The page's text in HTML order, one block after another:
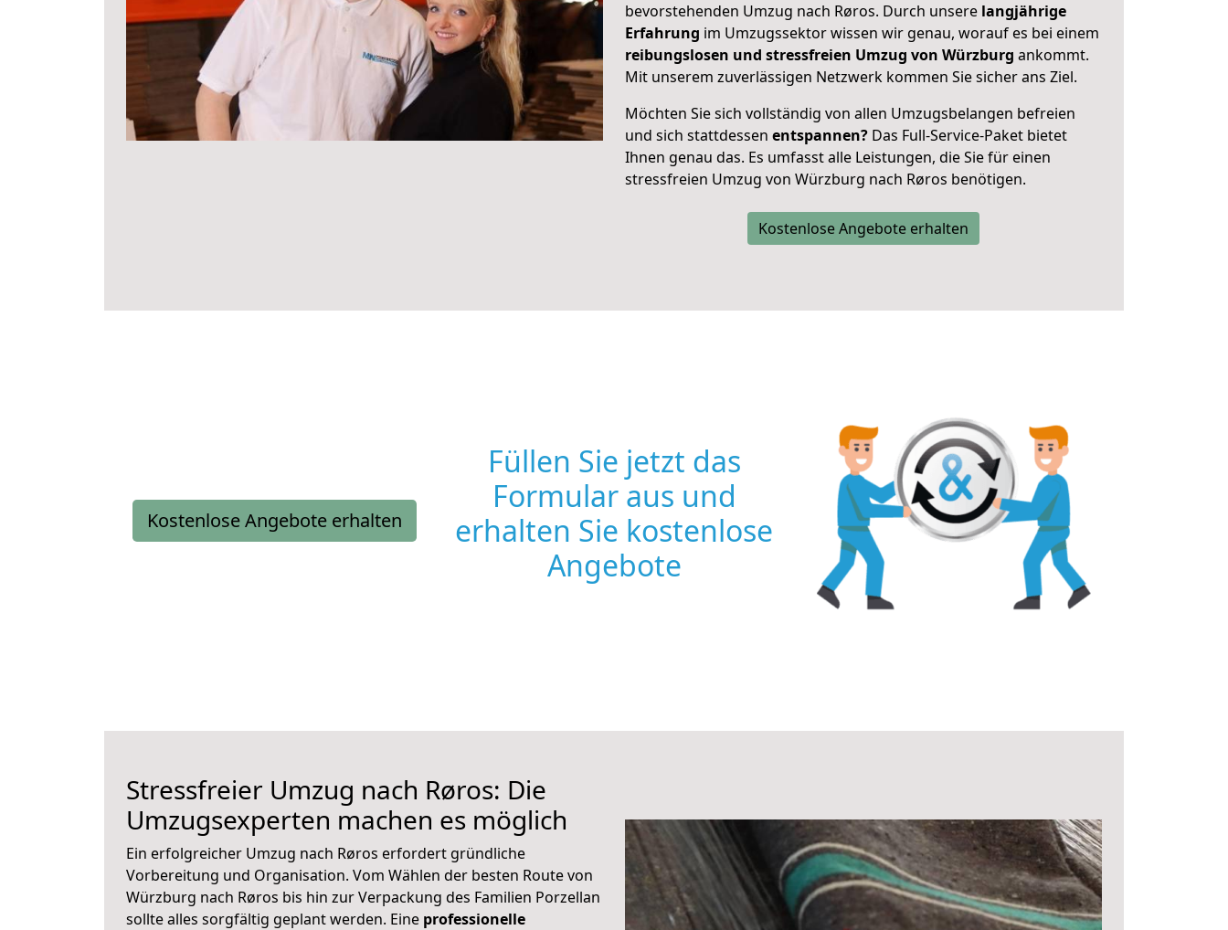
bevorstehenden Umzug nach Røros. Durch unsere langjährige
Erfahrung im Umzugssektor wissen wir genau, worauf es bei einem
reibungslosen und stressfreien Umzug von Würzburg ankommt.
Mit unserem zuverlässigen Netzwerk kommen Sie sicher ans Ziel.
Möchten Sie sich vollständig von allen Umzugsbelangen befreien
und sich stattdessen entspannen? Das Full-Service-Paket bietet
Ihnen genau das. Es umfasst alle Leistungen, die Sie für einen
stressfreien Umzug von Würzburg nach Røros benötigen.
Kostenlose Angebote erhalten
Kostenlose Angebote erhalten
Füllen Sie jetzt das
Formular aus und
erhalten Sie kostenlose
Angebote
Stressfreier Umzug nach Røros: Die
Umzugsexperten machen es möglich
Ein erfolgreicher Umzug nach Røros erfordert gründliche
Vorbereitung und Organisation. Vom Wählen der besten Route von
Würzburg nach Røros bis hin zur Verpackung des Familien Porzellan
sollte alles sorgfältig geplant werden. Eine professionelle